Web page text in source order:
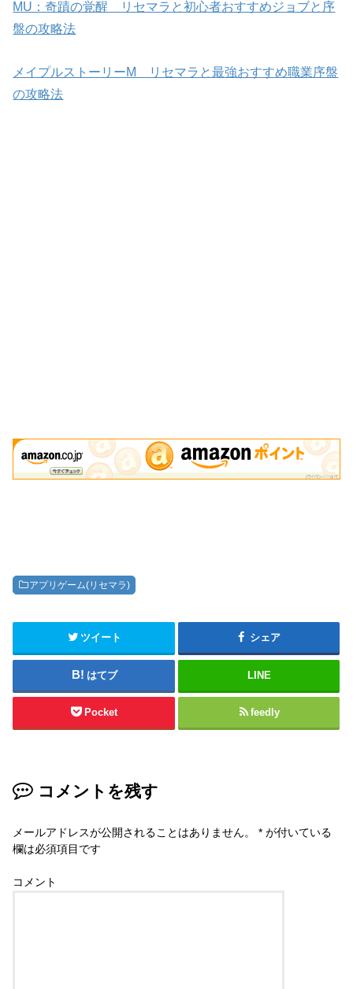
MU：奇蹟の覚醒 リセマラと初心者おすすめジョブと序
盤の攻略法
メイプルストーリーM リセマラと最強おすすめ職業序盤
の攻略法
アプリゲーム(リセマラ)
ツイート シェア
はてブ LINE
Pocket feedly
コメントを残す
メールアドレスが公開されることはありません。 * が付いている
欄は必須項目です
コメント